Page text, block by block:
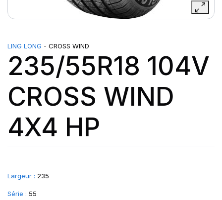
LING LONG - CROSS WIND
235/55R18 104V
CROSS WIND
4X4 HP
Largeur : 235
Série : 55